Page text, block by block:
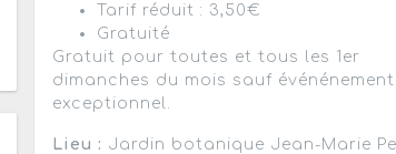
Tarif réduit : 3,50€
Gratuité
Gratuit pour toutes et tous les 1er
dimanches du mois sauf événénement
exceptionnel.
Lieu : Jardin botanique Jean-Marie